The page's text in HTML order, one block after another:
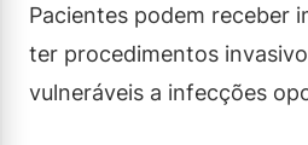
Pacientes podem receber
ter procedimentos
vulneráveis a infecções